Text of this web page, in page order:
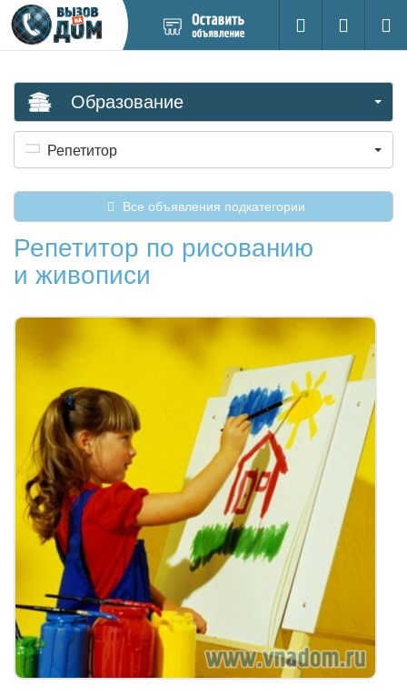
новое
Поиск
Вход на
Образование
Репетитор
Все объявления подкатегории
Репетитор по рисованию
и живописи